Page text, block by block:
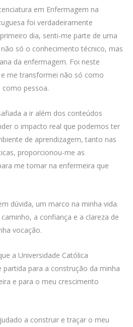
em Enfermagem na
foi verdadeiramente
dia, senti-me parte de uma
só o conhecimento técnico, mas
da enfermagem. Foi neste
me transformei não só como
pessoa.
a ir além dos conteúdos
o impacto real que podemos ter
de aprendizagem, tanto nas
proporcionou-me as
me tornar na enfermeira que
dúvida, um marco na minha vida.
a confiança e a clareza de
vocação.
a Universidade Católica
para a construção da minha
e para o meu crescimento
a construir e traçar o meu